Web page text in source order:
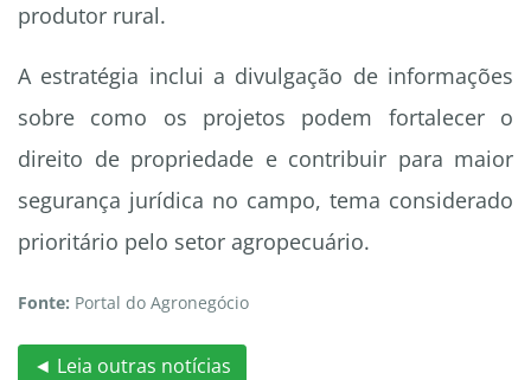
produtor rural.
A estratégia inclui a divulgação de informações
sobre como os projetos podem fortalecer o
direito de propriedade e contribuir para maior
segurança jurídica no campo, tema considerado
prioritário pelo setor agropecuário.
Fonte: Portal do Agronegócio
◄ Leia outras notícias